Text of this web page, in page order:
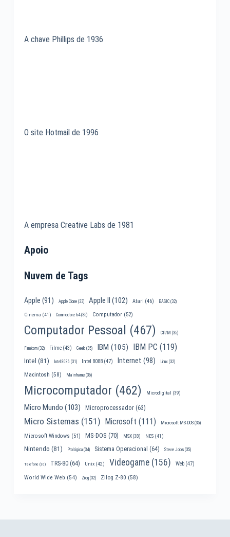
A chave Phillips de 1936
O site Hotmail de 1996
A empresa Creative Labs de 1981
Apoio
Nuvem de Tags
Apple (91) Apple Clone(33) Apple II (102) Atari (46) BASIC(32)
Cinema (41) Commodore 64(35) Computador(52)
Computador Pessoal (467) CP/M (35)
Famicom(32) Filme(43) Geek(35) IBM (105) IBM PC (119)
Intel (81) Intel 8086 (31) Intel 8088(47) Internet (98) Linux(32)
Macintosh (58) Mainframe(36)
Microcomputador (462) Microdigital (39)
Micro Mundo (103) Microprocessador(63)
Micro Sistemas (151) Microsoft (111) Microsoft MS-DOS(35)
Microsoft Windows (51) MS-DOS (70) MSX(38) NES(41)
Nintendo (81) Prológica(34) Sistema Operacional (64) Steve Jobs(35)
Telefone (30) TRS-80(64) Unix(42) Videogame(156) Web(47)
World Wide Web (54) Zilog(32) Zilog Z-80 (58)